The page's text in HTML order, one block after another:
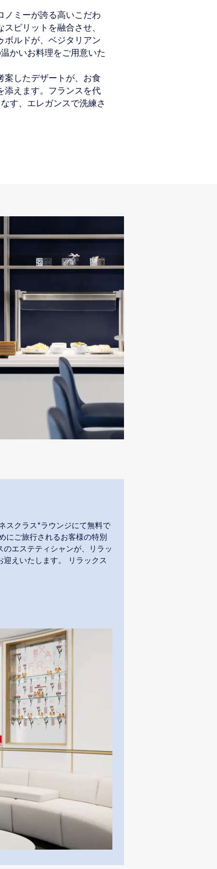
ノミーが誇る高いこだわ
ピリットを融合させ、
ボルドが、ベジタリアン
かいお料理をご用意いた
案したデザートが、お食
添えます。フランスを代
す、エレガンスで洗練さ
スクラス*ラウンジにて無料で
にご旅行されるお客様の特別
エステティシャンが、リラッ
えいたします。 リラックス